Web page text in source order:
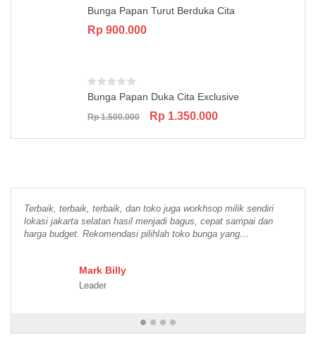
Bunga Papan Turut Berduka Cita
Rp 900.000
Bunga Papan Duka Cita Exclusive
Rp1.500.000
Original
was:
Rp 1.350.000Current
is:
Terbaik, terbaik, terbaik, dan toko juga workhsop milik sendiri
lokasi jakarta selatan hasil menjadi bagus, cepat sampai dan
harga budget. Rekomendasi pilihlah toko bunga yang…
Mark Billy
Leader